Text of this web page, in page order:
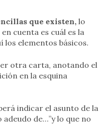
que existen, lo
cuenta es cuál es la
los elementos básicos.
otra carta, anotando el
en la esquina
indicar el asunto de la
adeudo de…”y lo que no